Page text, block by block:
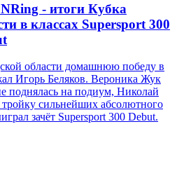
- итоги Кубка
в классах Supersport 300
области домашнюю победу в
Игорь Беляков. Вероника Жук
поднялась на подиум, Николай
сильнейших абсолютного
зачёт Supersport 300 Debut.